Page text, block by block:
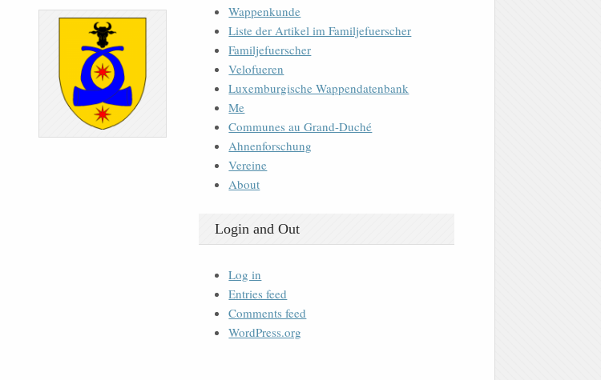
Wappenkunde
Liste der Artikel im Familjefuerscher
Familjefuerscher
Velofueren
Luxemburgische Wappendatenbank
Me
Communes au Grand-Duché
Ahnenforschung
Vereine
About
Login and Out
Log in
Entries feed
Comments feed
WordPress.org